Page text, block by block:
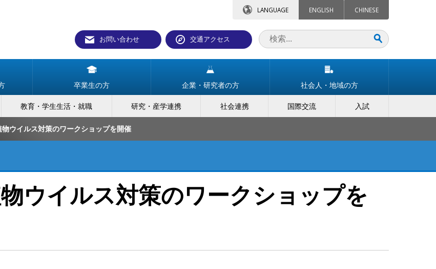
LANGUAGE ENGLISH CHINESE
お問い合わせ 交通アクセス
卒業生の方 企業・研究者の方 社会人・地域の方
教育・学生生活・就職 研究・産学連携 社会連携 国際交流 入試
物ウイルス対策のワークショップを開催
ウイルス対策のワークショップを